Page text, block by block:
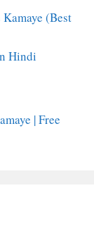
(Best
Hindi
| Free